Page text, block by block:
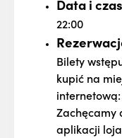
Data i czas
22:00
Bilety
kupić na
internetową:
Zachęcamy
aplikacji